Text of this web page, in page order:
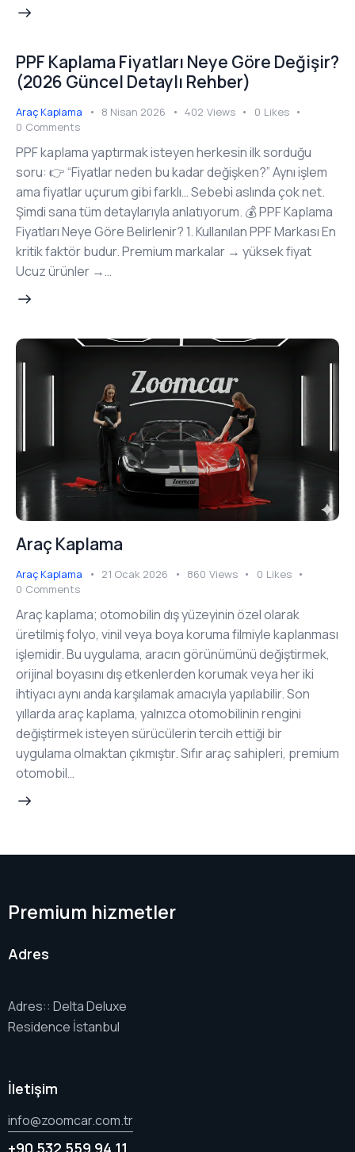
PPF Kaplama Fiyatları Neye Göre Değişir?
(2026 Güncel Detaylı Rehber)
Araç Kaplama 8 Nisan 2026 402 Views 0 Likes
0 Comments
PPF kaplama yaptırmak isteyen herkesin ilk sorduğu
soru: 👉 “Fiyatlar neden bu kadar değişken?” Aynı işlem
ama fiyatlar uçurum gibi farklı… Sebebi aslında çok net.
Şimdi sana tüm detaylarıyla anlatıyorum. 💰 PPF Kaplama
Fiyatları Neye Göre Belirlenir? 1. Kullanılan PPF Markası En
kritik faktör budur. Premium markalar → yüksek fiyat
Ucuz ürünler →…
Araç Kaplama
Araç Kaplama 21 Ocak 2026 860 Views 0 Likes
0 Comments
Araç kaplama; otomobilin dış yüzeyinin özel olarak
üretilmiş folyo, vinil veya boya koruma filmiyle kaplanması
işlemidir. Bu uygulama, aracın görünümünü değiştirmek,
orijinal boyasını dış etkenlerden korumak veya her iki
ihtiyacı aynı anda karşılamak amacıyla yapılabilir. Son
yıllarda araç kaplama, yalnızca otomobilinin rengini
değiştirmek isteyen sürücülerin tercih ettiği bir
uygulama olmaktan çıkmıştır. Sıfır araç sahipleri, premium
otomobil…
Premium hizmetler
Adres
Adres:: Delta Deluxe
Residence İstanbul
İletişim
info@zoomcar.com.tr
+90 532 559 94 11